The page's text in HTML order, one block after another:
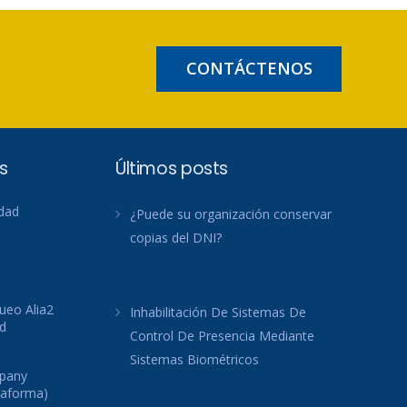
CONTÁCTENOS
Alia2
Últimos posts
¿Puede su organización conservar
copias del DNI?
Inhabilitación De Sistemas De
Control De Presencia Mediante
Sistemas Biométricos